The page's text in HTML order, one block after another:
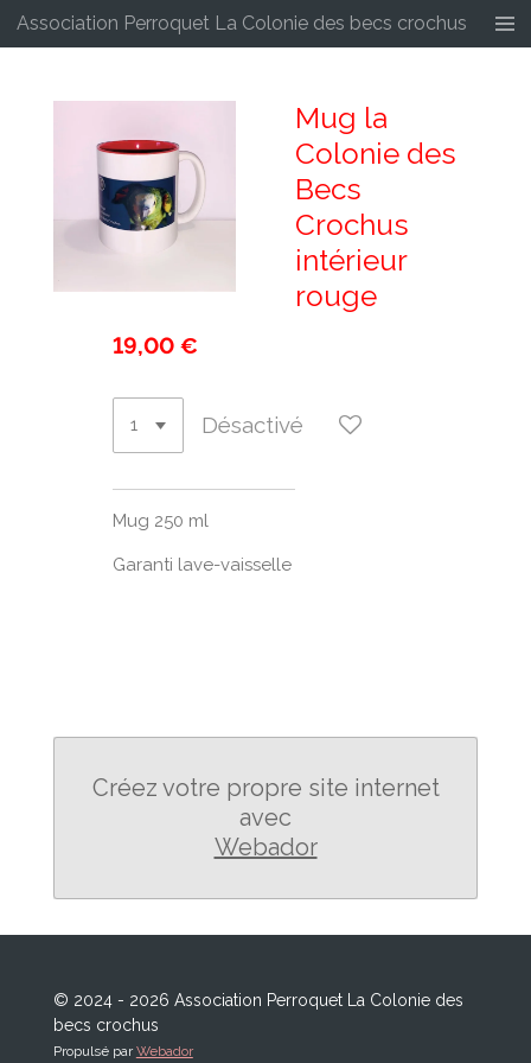
Passer
au
principal
Association Perroquet La Colonie des becs crochus
Mug la
Colonie des
Becs
Crochus
intérieur
rouge
19,00 €
Désactivé
Mug 250 ml
Garanti lave-vaisselle
Créez votre propre site internet
avec
Webador
© 2024 - 2026 Association Perroquet La Colonie des
becs crochus
Propulsé par Webador